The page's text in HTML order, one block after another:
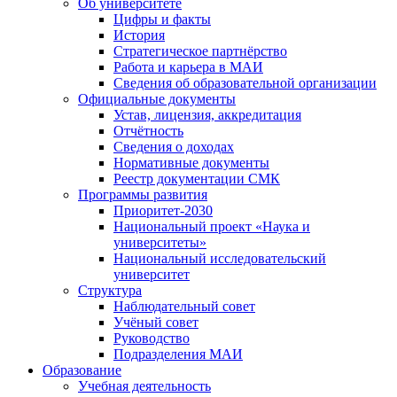
Об университете
Цифры и факты
История
Стратегическое партнёрство
Работа и карьера в МАИ
Сведения об образовательной организации
Официальные документы
Устав, лицензия, аккредитация
Отчётность
Сведения о доходах
Нормативные документы
Реестр документации СМК
Программы развития
Приоритет-2030
Национальный проект «Наука и
университеты»
Национальный исследовательский
университет
Структура
Наблюдательный совет
Учёный совет
Руководство
Подразделения МАИ
Образование
Учебная деятельность